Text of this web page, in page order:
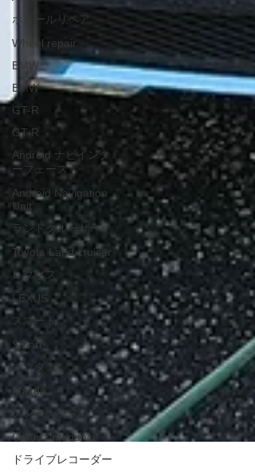
ホイールリペア
Wheel repair
BMW
BMW
GT-R
GT-R
Android ナビインタ
ーフェース
Android Navigation
Unit
ランドクルーザー
Toyota Land cruiser
レクサス
LEXUS
スマート
Smart
マツダ
Mazda
メンテナンス
Car maintenance
ドライブレコーダー